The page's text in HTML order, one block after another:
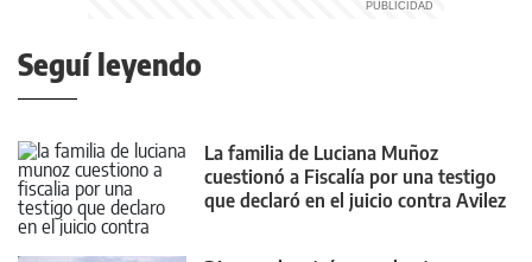
Seguí leyendo
La familia de Luciana Muñoz
cuestionó a Fiscalía por una testigo
que declaró en el juicio contra Avilez